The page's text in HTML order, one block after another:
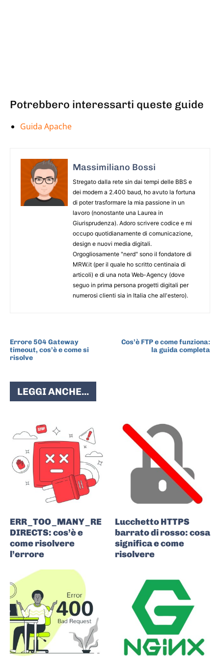
Potrebbero interessarti queste guide
Guida Apache
Massimiliano Bossi
Stregato dalla rete sin dai tempi delle BBS e
dei modem a 2.400 baud, ho avuto la fortuna
di poter trasformare la mia passione in un
lavoro (nonostante una Laurea in
Giurisprudenza). Adoro scrivere codice e mi
occupo quotidianamente di comunicazione,
design e nuovi media digitali.
Orgogliosamente "nerd" sono il fondatore di
MRW.it (per il quale ho scritto centinaia di
articoli) e di una nota Web-Agency (dove
seguo in prima persona progetti digitali per
numerosi clienti sia in Italia che all'estero).
Errore 504 Gateway
timeout, cos’è e come si
risolve
Cos’è FTP e come funziona:
la guida completa
LEGGI ANCHE...
ERR_TOO_MANY_RE
DIRECTS: cos’è e
come risolvere
l’errore
Lucchetto HTTPS
barrato di rosso: cosa
significa e come
risolvere